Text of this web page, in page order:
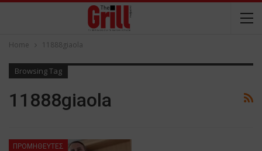
Home 11888giaola
Browsing Tag
11888giaola
ΠΡΟΜΗΘΕΥΤΕΣ